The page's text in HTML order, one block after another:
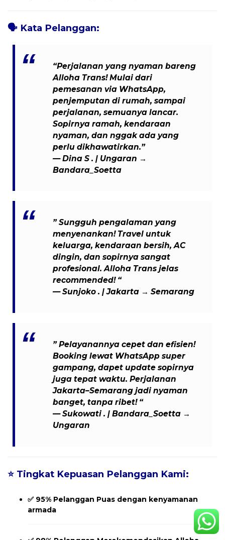
🗣️ Kata Pelanggan:
“Perjalanan yang nyaman bareng
Alloha Trans! Mulai dari
pemesanan via WhatsApp,
penjemputan di rumah, sampai
perjalanan, semuanya lancar.
Sopirnya ramah, kendaraan
nyaman, dan nggak ada yang
perlu dikhawatirkan.”
—Dina S . | Ungaran →
Bandara_Soetta
” Sungguh pengalaman yang
menyenankan! Travel untuk
keluarga, kendaraan bersih, AC
dingin, dan sopirnya sangat
profesional. Alloha Trans jelas
recommended! “
— Sunjoko . | Jakarta → Semarang
” Pelayanannya cepet dan efisien!
Booking lewat WhatsApp super
gampang, dapet update sopirnya
juga tepat waktu. Perjalanan
Jakarta–Semarang jadi nyaman
banget, tanpa ribet! “
— Sukowati . | Bandara_Soetta →
Ungaran
⭐ Tingkat Kepuasan Pelanggan Kami:
✅ 95% Pelanggan Puas dengan kenyamanan
armada